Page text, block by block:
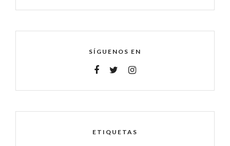
SÍGUENOS EN
ETIQUETAS